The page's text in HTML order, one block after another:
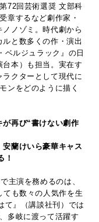
72回芸術選奨 文部科
章するなど劇作家・
ノゾミ。時代劇から
と数多くの作・演出
ベルジュラック』の日
本）も担当。実在す
クターとして現代に
ンをどのように描く
再び“書けない劇作
蘭けいら豪華キャス
！
主演を務めるのは、
ても数々の人気作を生
て』（講談社刊）では
多岐に渡って活躍す